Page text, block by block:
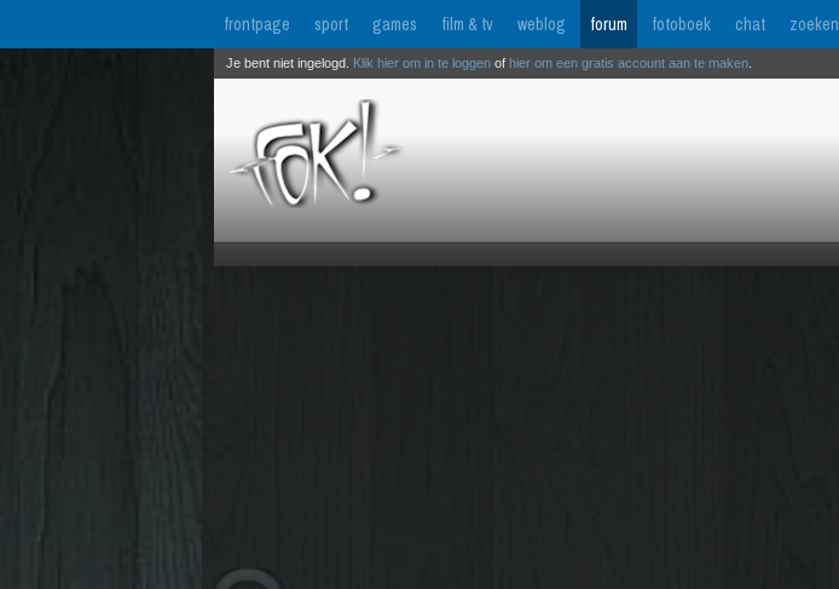
frontpage sport games film & tv weblog forum fotoboek chat zoeken
Je bent niet ingelogd. Klik hier om in te loggen of hier om een gratis account aan te maken